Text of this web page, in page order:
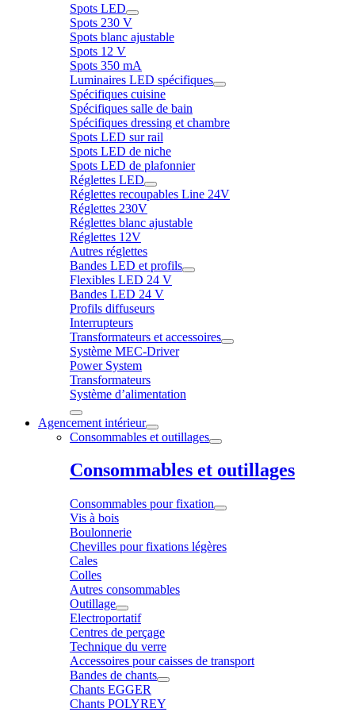
Spots LED
Spots 230 V
Spots blanc ajustable
Spots 12 V
Spots 350 mA
Luminaires LED spécifiques
Spécifiques cuisine
Spécifiques salle de bain
Spécifiques dressing et chambre
Spots LED sur rail
Spots LED de niche
Spots LED de plafonnier
Réglettes LED
Réglettes recoupables Line 24V
Réglettes 230V
Réglettes blanc ajustable
Réglettes 12V
Autres réglettes
Bandes LED et profils
Flexibles LED 24 V
Bandes LED 24 V
Profils diffuseurs
Interrupteurs
Transformateurs et accessoires
Système MEC-Driver
Power System
Transformateurs
Système d’alimentation
Agencement intérieur
Consommables et outillages
Consommables et outillages
Consommables pour fixation
Vis à bois
Boulonnerie
Chevilles pour fixations légères
Cales
Colles
Autres consommables
Outillage
Electroportatif
Centres de perçage
Technique du verre
Accessoires pour caisses de transport
Bandes de chants
Chants EGGER
Chants POLYREY